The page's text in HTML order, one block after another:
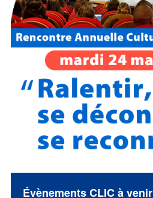
Évènements CLIC à venir